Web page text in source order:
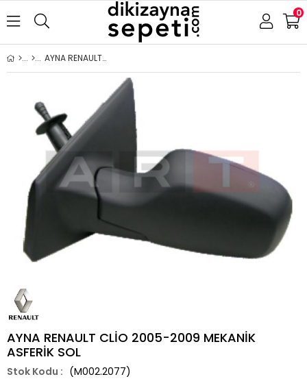
0
AYNA RENAULT CLİO 2005-2009 MEKANİK ASFERİK SOL
AYNA RENAULT CLİO 2005-2009 MEKANİK
ASFERİK SOL
(M002.2077)